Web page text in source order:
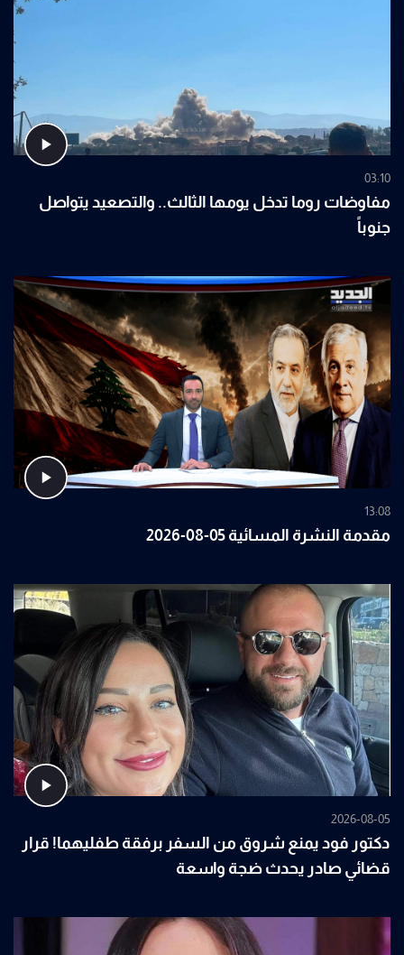
03:10
مفاوضات روما تدخل يومها الثالث.. والتصعيد يتواصل
جنوباً
13:08
مقدمة النشرة المسائية 05-08-2026
2026-08-05
دكتور فود يمنع شروق من السفر برفقة طفليهما! قرار
قضائي صادر يحدث ضجة واسعة